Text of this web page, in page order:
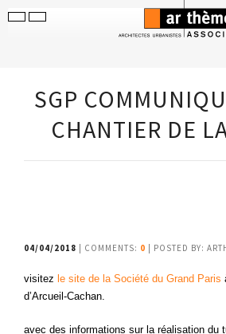
SGP
CHANTIER DE
04/04/2018 | COMMENTS: 0 | POSTED BY:
visitez le site de la Société du Grand Paris
d’Arcueil-Cachan.
avec des informations sur la réalisation du